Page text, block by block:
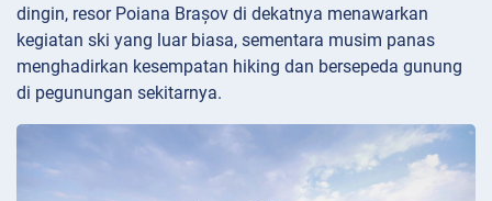
dingin, resor Poiana Brașov di dekatnya menawarkan
kegiatan ski yang luar biasa, sementara musim panas
menghadirkan kesempatan hiking dan bersepeda gunung
di pegunungan sekitarnya.